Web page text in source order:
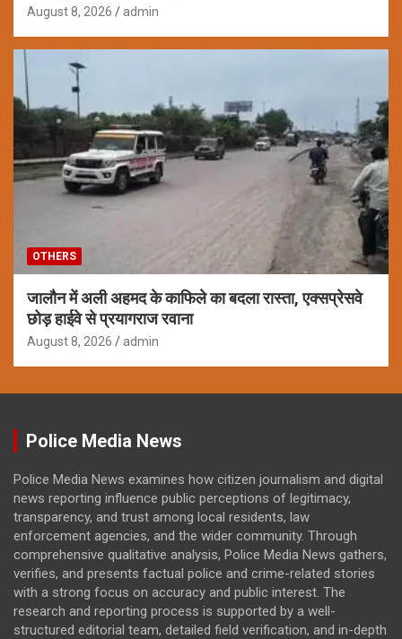
August 8, 2026 admin
OTHERS
जालौन में अली अहमद के काफिले का बदला रास्ता, एक्सप्रेसवे
छोड़ हाईवे से प्रयागराज रवाना
August 8, 2026 admin
Police Media News
Police Media News examines how citizen journalism and digital
news reporting influence public perceptions of legitimacy,
transparency, and trust among local residents, law
enforcement agencies, and the wider community. Through
comprehensive qualitative analysis, Police Media News gathers,
verifies, and presents factual police and crime-related stories
with a strong focus on accuracy and public interest. The
research and reporting process is supported by a well-
structured editorial team, detailed field verification, and in-depth